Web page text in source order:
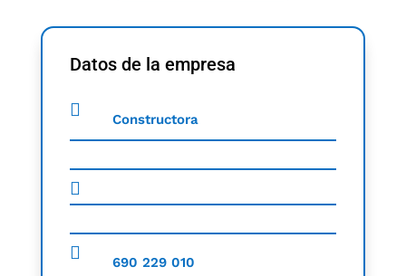
Datos de la empresa
Constructora
690 229 010